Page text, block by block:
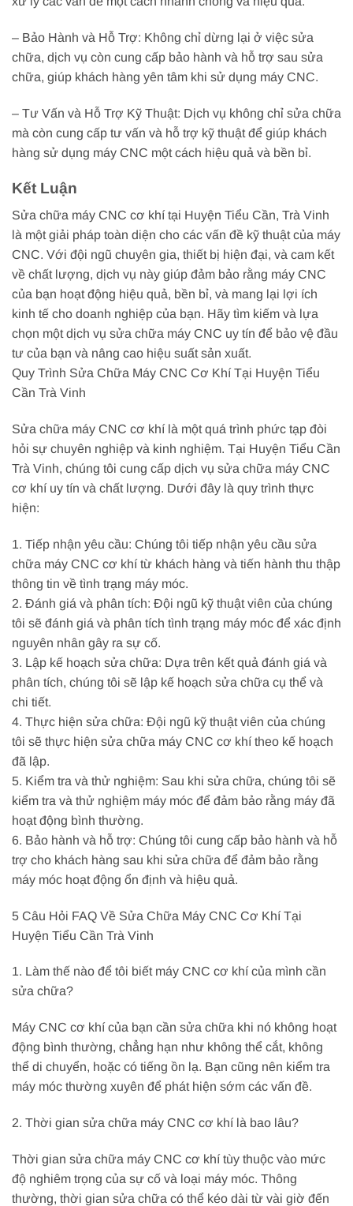
– Bảo Hành và Hỗ Trợ: Không chỉ dừng lại ở việc sửa
chữa, dịch vụ còn cung cấp bảo hành và hỗ trợ sau sửa
chữa, giúp khách hàng yên tâm khi sử dụng máy CNC.
– Tư Vấn và Hỗ Trợ Kỹ Thuật: Dịch vụ không chỉ sửa chữa
mà còn cung cấp tư vấn và hỗ trợ kỹ thuật để giúp khách
hàng sử dụng máy CNC một cách hiệu quả và bền bỉ.
Kết Luận
Sửa chữa máy CNC cơ khí tại Huyện Tiểu Cần, Trà Vinh
là một giải pháp toàn diện cho các vấn đề kỹ thuật của máy
CNC. Với đội ngũ chuyên gia, thiết bị hiện đại, và cam kết
về chất lượng, dịch vụ này giúp đảm bảo rằng máy CNC
của bạn hoạt động hiệu quả, bền bỉ, và mang lại lợi ích
kinh tế cho doanh nghiệp của bạn. Hãy tìm kiếm và lựa
chọn một dịch vụ sửa chữa máy CNC uy tín để bảo vệ đầu
tư của bạn và nâng cao hiệu suất sản xuất.
Quy Trình Sửa Chữa Máy CNC Cơ Khí Tại Huyện Tiểu
Cần Trà Vinh
Sửa chữa máy CNC cơ khí là một quá trình phức tạp đòi
hỏi sự chuyên nghiệp và kinh nghiệm. Tại Huyện Tiểu Cần
Trà Vinh, chúng tôi cung cấp dịch vụ sửa chữa máy CNC
cơ khí uy tín và chất lượng. Dưới đây là quy trình thực
hiện:
1. Tiếp nhận yêu cầu: Chúng tôi tiếp nhận yêu cầu sửa
chữa máy CNC cơ khí từ khách hàng và tiến hành thu thập
thông tin về tình trạng máy móc.
2. Đánh giá và phân tích: Đội ngũ kỹ thuật viên của chúng
tôi sẽ đánh giá và phân tích tình trạng máy móc để xác định
nguyên nhân gây ra sự cố.
3. Lập kế hoạch sửa chữa: Dựa trên kết quả đánh giá và
phân tích, chúng tôi sẽ lập kế hoạch sửa chữa cụ thể và
chi tiết.
4. Thực hiện sửa chữa: Đội ngũ kỹ thuật viên của chúng
tôi sẽ thực hiện sửa chữa máy CNC cơ khí theo kế hoạch
đã lập.
5. Kiểm tra và thử nghiệm: Sau khi sửa chữa, chúng tôi sẽ
kiểm tra và thử nghiệm máy móc để đảm bảo rằng máy đã
hoạt động bình thường.
6. Bảo hành và hỗ trợ: Chúng tôi cung cấp bảo hành và hỗ
trợ cho khách hàng sau khi sửa chữa để đảm bảo rằng
máy móc hoạt động ổn định và hiệu quả.
5 Câu Hỏi FAQ Về Sửa Chữa Máy CNC Cơ Khí Tại
Huyện Tiểu Cần Trà Vinh
1. Làm thế nào để tôi biết máy CNC cơ khí của mình cần
sửa chữa?
Máy CNC cơ khí của bạn cần sửa chữa khi nó không hoạt
động bình thường, chẳng hạn như không thể cắt, không
thể di chuyển, hoặc có tiếng ồn lạ. Bạn cũng nên kiểm tra
máy móc thường xuyên để phát hiện sớm các vấn đề.
2. Thời gian sửa chữa máy CNC cơ khí là bao lâu?
Thời gian sửa chữa máy CNC cơ khí tùy thuộc vào mức
độ nghiêm trọng của sự cố và loại máy móc. Thông
thường, thời gian sửa chữa có thể kéo dài từ vài giờ đến